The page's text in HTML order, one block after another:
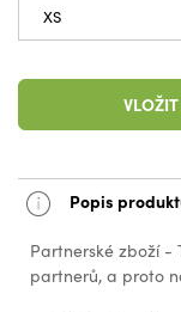
Popis
Partnerské zboží -
partnerů, a proto